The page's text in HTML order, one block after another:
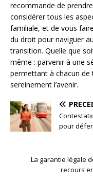
recommande de
considérer tous les
familiale, et de vous
du droit pour naviguer
transition. Quelle que
même : parvenir à une
permettant à chacun de
sereinement l’avenir.
pour
La garantie légale
recours